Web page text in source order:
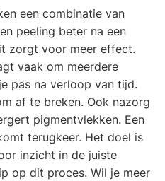
een combinatie van
peeling beter na een
zorgt voor meer effect.
vaak om meerdere
pas na verloop van tijd.
af te breken. Ook nazorg
pigmentvlekken. Een
terugkeer. Het doel is
inzicht in de juiste
op dit proces. Wil je meer